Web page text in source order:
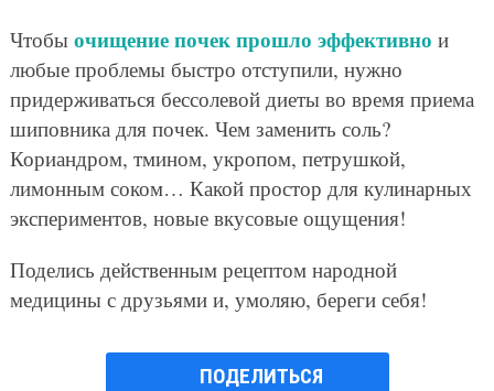
Чтобы очищение почек прошло эффективно и
любые проблемы быстро отступили, нужно
придерживаться бессолевой диеты во время приема
шиповника для почек. Чем заменить соль?
Кориандром, тмином, укропом, петрушкой,
лимонным соком… Какой простор для кулинарных
экспериментов, новые вкусовые ощущения!
Поделись действенным рецептом народной
медицины с друзьями и, умоляю, береги себя!
ПОДЕЛИТЬСЯ